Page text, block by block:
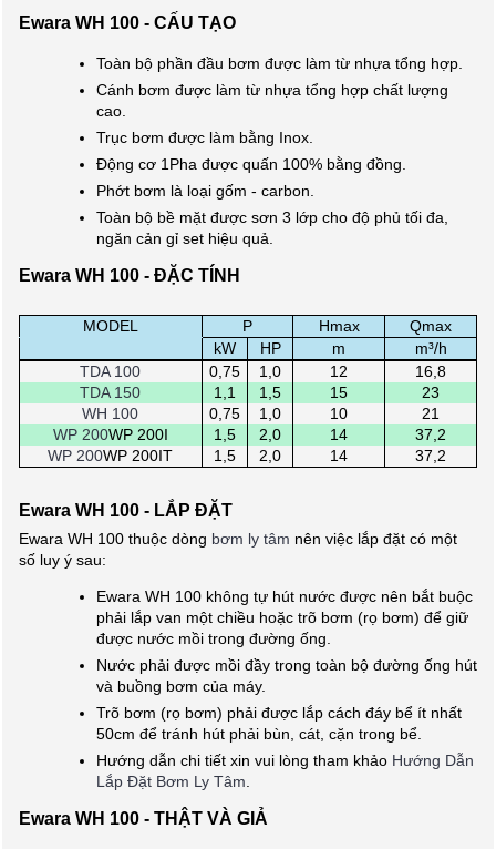
Ewara WH 100 - CẤU TẠO
Toàn bộ phần đầu bơm được làm từ nhựa tổng hợp.
Cánh bơm được làm từ nhựa tổng hợp chất lượng
cao.
Trục bơm được làm bằng Inox.
Động cơ 1Pha được quấn 100% bằng đồng.
Phớt bơm là loại gốm - carbon.
Toàn bộ bề mặt được sơn 3 lớp cho độ phủ tối đa,
ngăn cản gỉ set hiệu quả.
Ewara WH 100 - ĐẶC TÍNH
MODEL P Hmax
Qmax
kW HP m
m³/h
TDA 100
0,75 1,0 12
16,8
TDA 150
1,1 1,5 15
23
WH 100
0,75 1,0 10
21
WP 200WP 200I 1,5 2,0 14
37,2
WP 200WP 200IT 1,5 2,0 14 37,2
Ewara WH 100 - LẮP ĐẶT
Ewara WH 100 thuộc dòng bơm ly tâm nên việc lắp đặt có một
số luy ý sau:
Ewara WH 100 không tự hút nước được nên bắt buộc
phải lắp van một chiều hoặc trõ bơm (rọ bơm) để giữ
được nước mồi trong đường ống.
Nước phải được mồi đầy trong toàn bộ đường ống hút
và buồng bơm của máy.
Trõ bơm (rọ bơm) phải được lắp cách đáy bể ít nhất
50cm để tránh hút phải bùn, cát, cặn trong bể.
Hướng dẫn chi tiết xin vui lòng tham khảo Hướng Dẫn
Lắp Đặt Bơm Ly Tâm
Ewara WH 100 - THẬT VÀ GIẢ